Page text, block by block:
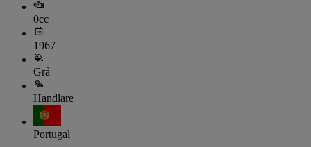
0cc
1967
Grå
Handlare
Portugal